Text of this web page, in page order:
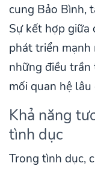
cung Bảo Bình,
Sự kết hợp giữa
phát triển mạnh
những điều
mối quan hệ lâu
Khả năng
tình dục
Trong tình dục,